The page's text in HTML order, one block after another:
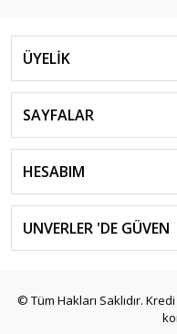
ÜYELİK
SAYFALAR
HESABIM
UNVERLER 'DE GÜVEN
© Tüm Hakları Saklıdır.